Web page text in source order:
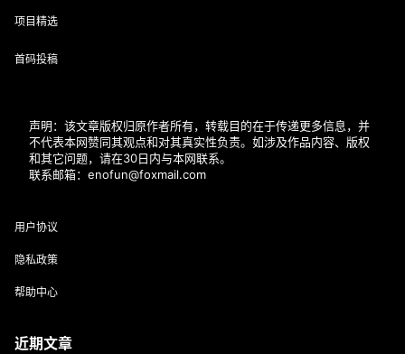
项目精选
首码投稿
声明：该文章版权归原作者所有，转载目的在于传递更多信息，并
不代表本网赞同其观点和对其真实性负责。如涉及作品内容、版权
和其它问题，请在30日内与本网联系。
联系邮箱：enofun@foxmail.com
用户协议
隐私政策
帮助中心
近期文章